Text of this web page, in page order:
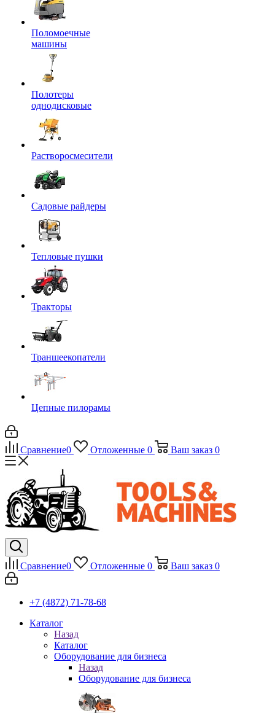
Поломоечные
машины
Полотеры
однодисковые
Растворосмесители
Садовые райдеры
Тепловые пушки
Тракторы
Траншеекопатели
Цепные пилорамы
Сравнение0 Отложенные 0 Ваш заказ 0
Сравнение0 Отложенные 0 Ваш заказ 0
+7 (4872) 71-78-68
Каталог
Назад
Каталог
Оборудование для бизнеса
Назад
Оборудование для бизнеса